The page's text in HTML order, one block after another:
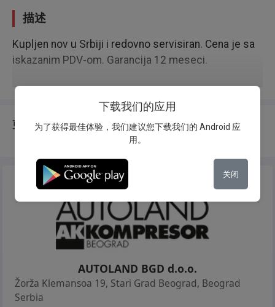
描述
Kupljen nov u Srbiji i redovno servisiran. Cena je sa
iskazanim PDV-om. Garancija 12 meseci.
更换说明
AUTOLAND BGD d.o.o.
Žorža Klemansoa 19, Stari Grad Beograd, Beograd
Serbia
下载我们的应用
为了获得最佳体验，我们建议您下载我们的 Android 应
用。
关闭